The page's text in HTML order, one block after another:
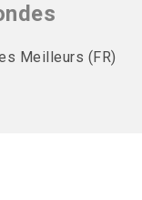
Meilleurs (FR)